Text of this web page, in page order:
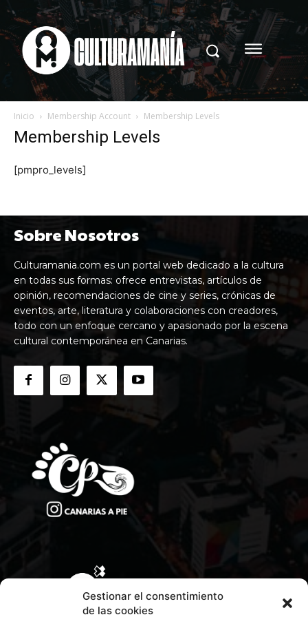
Gestionar el consentimiento
de las cookies
Inicio Membership Account Membership Levels
Membership Levels
[pmpro_levels]
Sobre Nosotros
Culturamania.com es un portal web dedicado a la cultura
en todas sus formas: ofrece entrevistas, artículos de
opinión, recomendaciones de cine y series, crónicas de
eventos, arte, literatura y colaboraciones con creadores,
todo con un enfoque cercano y apasionado por la escena
cultural contemporánea en Canarias.